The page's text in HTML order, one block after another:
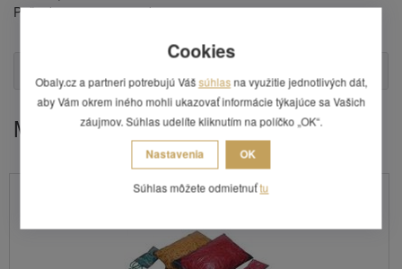
Počet kusov: cca 5.500 ks
Mohlo by Vás zaujímať
Cookies
Obaly.cz a partneri potrebujú Vášsúhlas na využitie jednotlivých dát,
aby Vám okrem iného mohli ukazovať informácie týkajúce sa Vašich
záujmov. Súhlas udelíte kliknutím na políčko „OK“.
Nastavenia OK
Súhlas môžete odmietnuťtu